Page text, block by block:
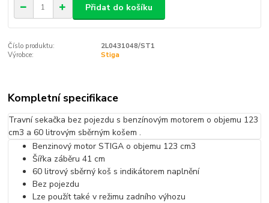
Přidat do košíku
Číslo produktu:
2L0431048/ST1
Výrobce:
Stiga
Kompletní specifikace
Travní sekačka bez pojezdu s benzínovým motorem o objemu 123
cm3 a 60 litrovým sběrným košem .
Benzinový motor STIGA o objemu 123 cm3
Šířka záběru 41 cm
60 litrový sběrný koš s indikátorem naplnění
Bez pojezdu
Lze použít také v režimu zadního výhozu